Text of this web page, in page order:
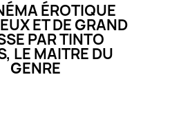
ÉROTIQUE
ET DE GRAND
PAR TINTO
LE MAITRE DU
GENRE